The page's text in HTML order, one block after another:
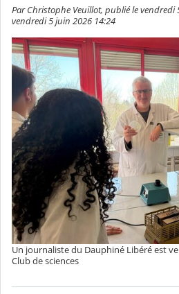
Par Christophe Veuillot, publié le vendredi
vendredi 5 juin 2026 14:24
Un journaliste du Dauphiné Libéré est
Club de sciences